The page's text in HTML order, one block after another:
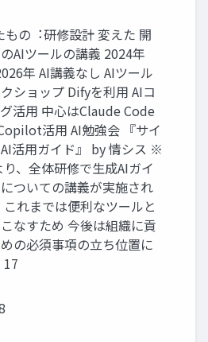
もの︓研修設計 変えた 開
AIツールの講義 2024年
年 AI講義なし AIツール
ショップ Difyを利⽤ AIコ
活⽤ 中⼼はClaude Code
活⽤ AI勉強会 『サイ
活⽤ガイド』 by 情シス ※
、全体研修で⽣成AIガイ
ついての講義が実施され
れまでは便利なツールと
なすため 今後は組織に貢
の必須事項の⽴ち位置に
17